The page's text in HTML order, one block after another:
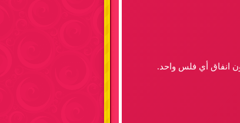
انفاق أي فلس واحد.